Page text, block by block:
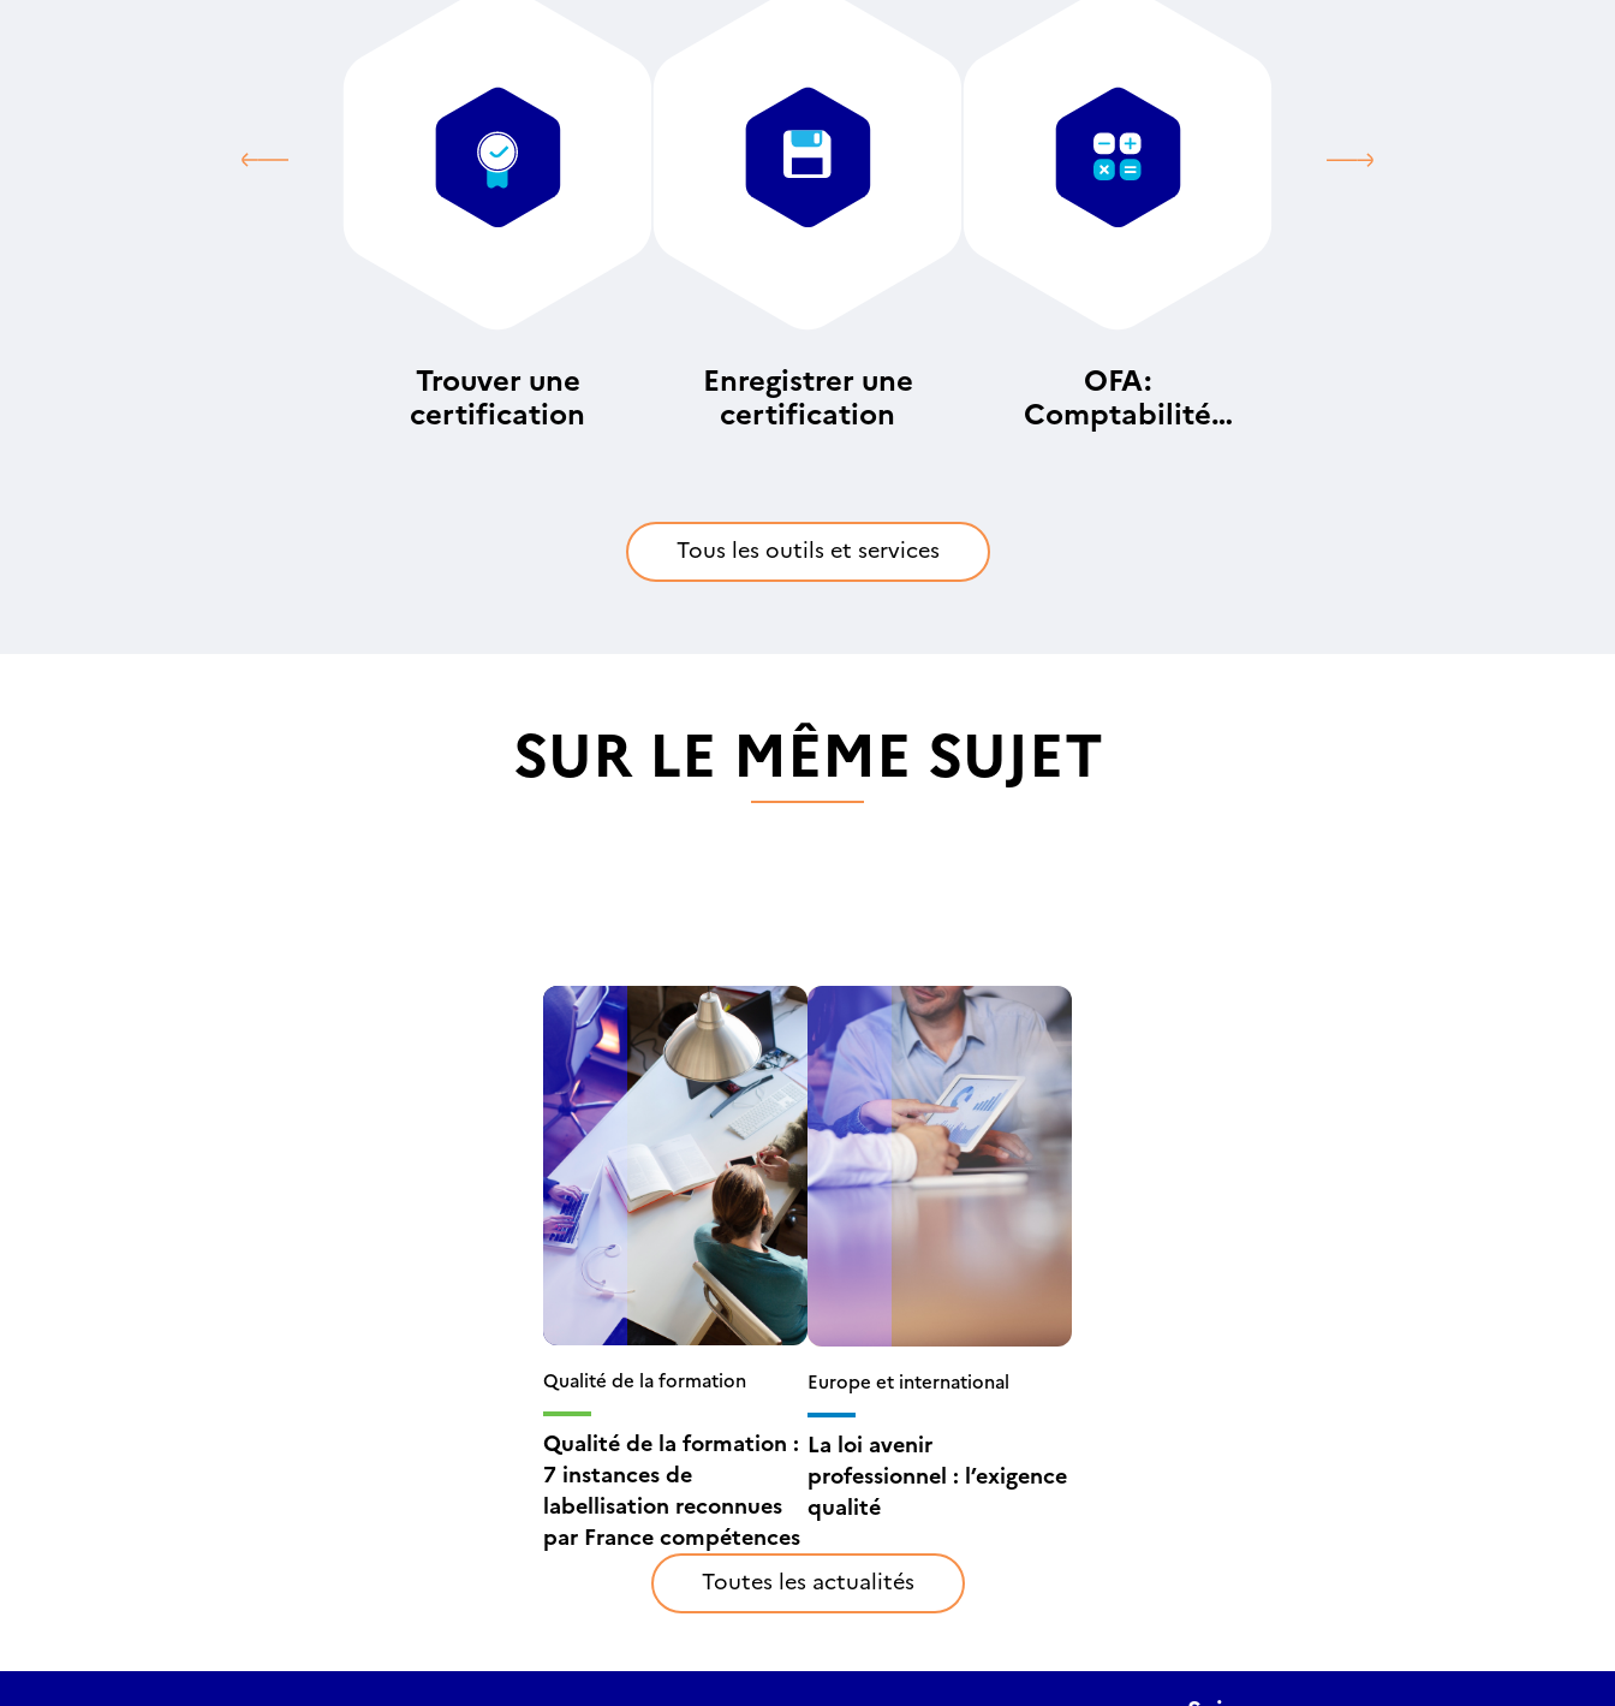
Trouver une
certification
Enregistrer une
certification
OFA:
Comptabilité
Tous les outils et services
SUR LE MÊME SUJET
Qualité de la formation
Qualité de la formation :
7 instances de
labellisation reconnues
par France compétences
Europe et international
La loi avenir
professionnel : l’exigence
qualité
Toutes les actualités